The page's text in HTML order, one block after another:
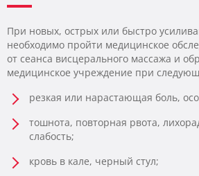
При новых, острых или быстро
необходимо пройти медицинское
от сеанса висцерального массажа и
медицинское учреждение при
резкая или нарастающая боль,
тошнота, повторная рвота,
слабость;
кровь в кале, черный стул;